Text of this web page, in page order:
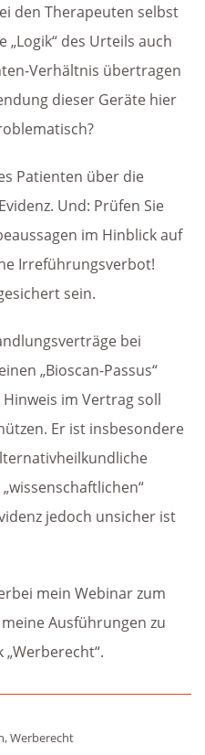
den Therapeuten selbst
des Urteils auch
Verhältnis übertragen
dieser Geräte hier
Patienten über die
Und: Prüfen Sie
im Hinblick auf
Irreführungsverbot!
sein.
bei
„Bioscan-Passus“
im Vertrag soll
Er ist insbesondere
jedoch unsicher ist
mein Webinar zum
Ausführungen zu
,Werberecht